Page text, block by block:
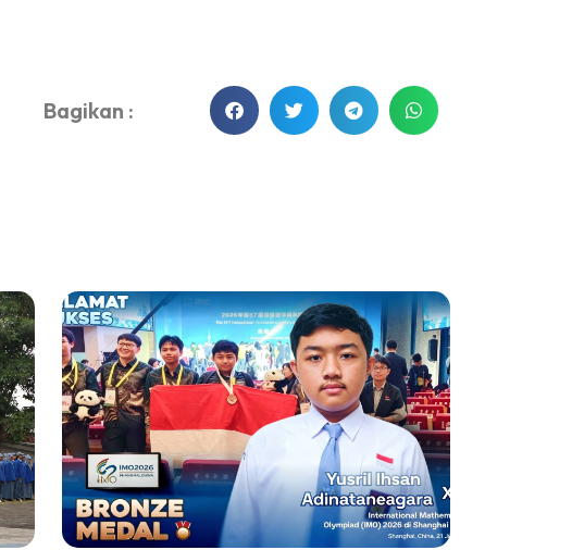
Bagikan :